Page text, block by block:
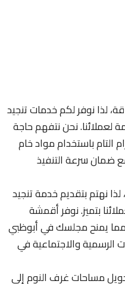
لذا نوفر لكم خدمات تنجيد
لعملائنا. نحن نتفهم حاجة
التام باستخدام مواد خام
ضمان سرعة التنفيذ
نهتم بتقديم خدمة تنجيد
بتميز. نوفر أقمشة
مما يمنح مجلسك في أبوظبي
الرسمية والاجتماعية في
مساحات غرف النوم إلى